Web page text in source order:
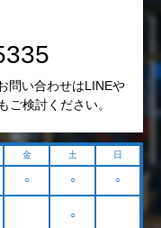
問い合わせはLINEや
ご検討ください。
金 土 日
○ ○ ○
○